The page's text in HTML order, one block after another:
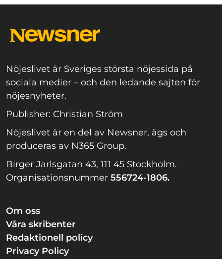
Nöjeslivet är Sveriges största nöjessida på
sociala medier – och den ledande sajten för
nöjesnyheter.
Publisher: Christian Ström
Nöjeslivet är en del av Newsner, ägs och
produceras av N365 Group.
Birger Jarlsgatan 43, 111 45 Stockholm.
Organisationsnummer 556724-1806.
Om oss
Våra skribenter
Redaktionell policy
Privacy Policy